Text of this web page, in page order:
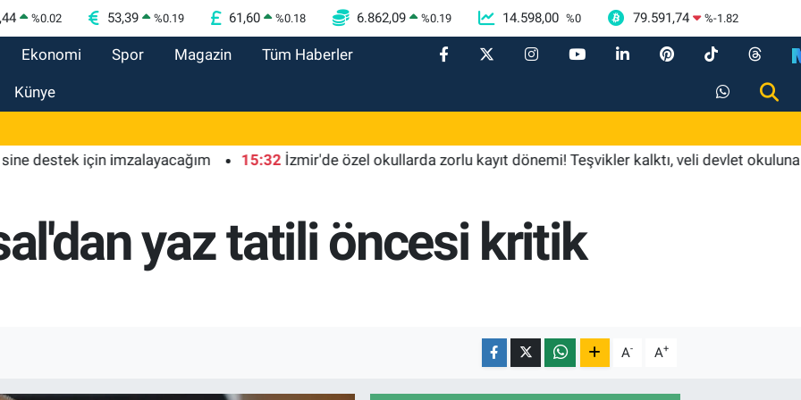
%0.02 53,39 %0.19 61,60 %0.18 6.862,09 %0.19 14.598,00 %0 79.591,74 %-1.82
Ekonomi Spor Magazin Tüm Haberler
Künye
için imzalayacağım 15:32 İzmir'de özel okullarda zorlu kayıt dönemi! Teşvikler kalktı, veli devlet okuluna
yaz tatili öncesi kritik
A- A+